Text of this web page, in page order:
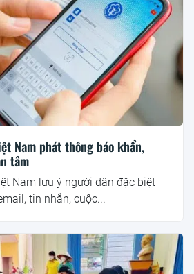
Nam phát thông báo khẩn,
tâm
Nam lưu ý người dân đặc biệt
tin nhắn, cuộc...